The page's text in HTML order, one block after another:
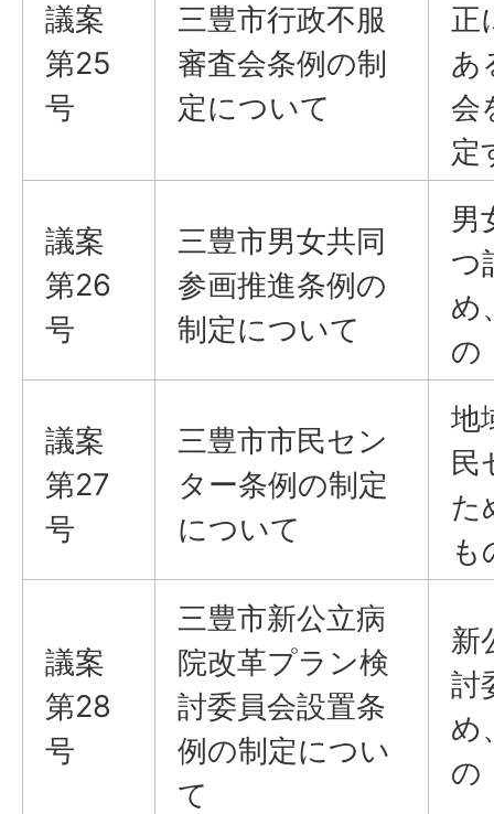
議案
第25
号
三豊市行政不服
審査会条例の制
定について
正
あ
会
定
議案
第26
号
三豊市男女共同
参画推進条例の
制定について
男
つ
め
の
議案
第27
号
三豊市市民セン
ター条例の制定
について
地
民
た
も
議案
第28
号
三豊市新公立病
院改革プラン検
討委員会設置条
例の制定につい
て
新
討
め
の